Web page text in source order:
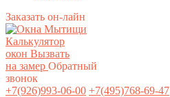
Заказать он-лайн
Калькулятор
окон Вызвать
на замер Обратный
звонок
+7(926)993-06-00 +7(495)768-69-47